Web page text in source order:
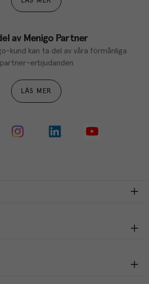
av Menigo Partner
kund kan ta del av våra förmånliga
partner-erbjudanden
LÄS MER